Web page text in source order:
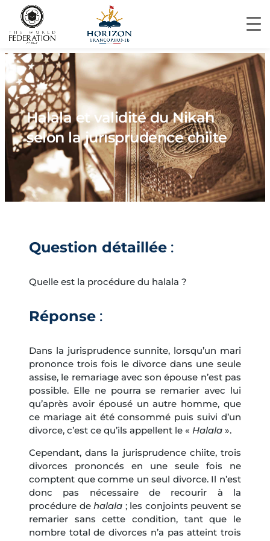
Halala et validité du Nikah
selon la jurisprudence chiite
Question détaillée :
Quelle est la procédure du halala ?
Réponse :
Dans la jurisprudence sunnite, lorsqu’un mari
prononce trois fois le divorce dans une seule
assise, le remariage avec son épouse n’est pas
possible. Elle ne pourra se remarier avec lui
qu’après avoir épousé un autre homme, que
ce mariage ait été consommé puis suivi d’un
divorce, c’est ce qu’ils appellent le « Halala ».
Cependant, dans la jurisprudence chiite, trois
divorces prononcés en une seule fois ne
comptent que comme un seul divorce. Il n’est
donc pas nécessaire de recourir à la
procédure dehalala ; les conjoints peuvent se
remarier sans cette condition, tant que le
nombre total de divorces n’a pas atteint trois